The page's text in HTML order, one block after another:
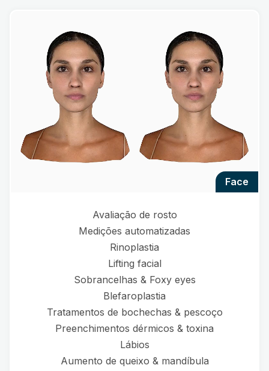
face
Avaliação de rosto
Medições automatizadas
Rinoplastia
Lifting facial
Sobrancelhas & Foxy eyes
Blefaroplastia
Tratamentos de bochechas & pescoço
Preenchimentos dérmicos & toxina
Lábios
Aumento de queixo & mandíbula